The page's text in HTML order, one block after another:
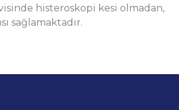
histeroskopi kesi olmadan,
sağlamaktadır.